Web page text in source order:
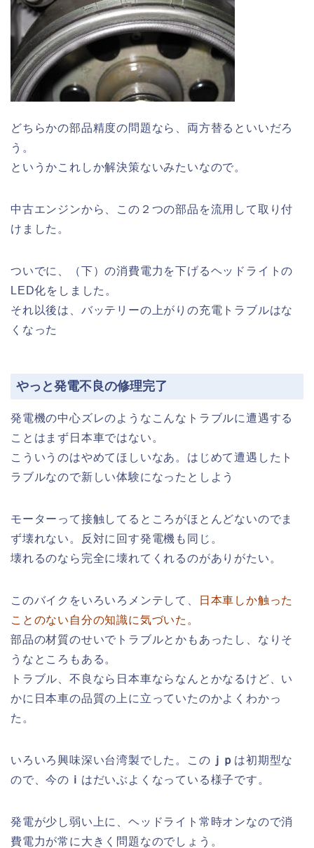
どちらかの部品精度の問題なら、両方替るといいだろ
う。
というかこれしか解決策ないみたいなので。
中古エンジンから、この２つの部品を流用して取り付
けました。
ついでに、（下）の消費電力を下げるヘッドライトの
LED化をしました。
それ以後は、バッテリーの上がりの充電トラブルはな
くなった
やっと発電不良の修理完了
発電機の中心ズレのようなこんなトラブルに遭遇する
ことはまず日本車ではない。
こういうのはやめてほしいなあ。はじめて遭遇したト
ラブルなので新しい体験になったとしよう
モーターって接触してるところがほとんどないのでま
ず壊れない。反対に回す発電機も同じ。
壊れるのなら完全に壊れてくれるのがありがたい。
このバイクをいろいろメンテして、
日本車しか触った
ことのない自分の知識に気づいた。
部品の材質のせいでトラブルとかもあったし、なりそ
うなところもある。
トラブル、不良なら日本車ならなんとかなるけど、い
かに日本車の品質の上に立っていたのかよくわかっ
た。
いろいろ興味深い台湾製でした。この ｊｐ は初期型な
ので、今の ｉ はだいぶよくなっている様子です。
発電が少し弱い上に、ヘッドライト常時オンなので消
費電力が常に大きく問題なのでしょう。